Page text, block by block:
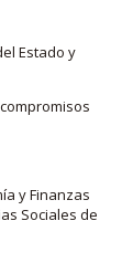
Estado y
y Finanzas
Sociales de